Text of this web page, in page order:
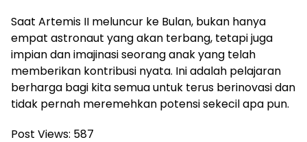
Saat Artemis II meluncur ke Bulan, bukan hanya
empat astronaut yang akan terbang, tetapi juga
impian dan imajinasi seorang anak yang telah
memberikan kontribusi nyata. Ini adalah pelajaran
berharga bagi kita semua untuk terus berinovasi dan
tidak pernah meremehkan potensi sekecil apa pun.
Post Views: 587